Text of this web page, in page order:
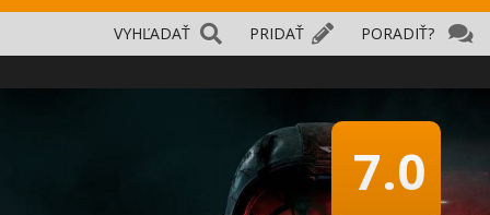
PORADIŤ?
PRIDAŤ
VYHĽADAŤ
7.0